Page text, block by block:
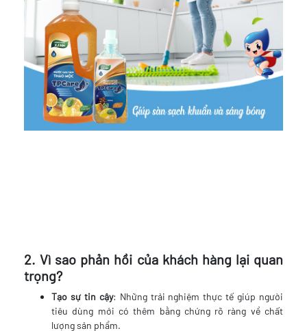
2. Vì sao phản hồi của khách hàng lại quan
trọng?
Tạo sự tin cậy: Những trải nghiệm thực tế giúp người
tiêu dùng mới có thêm bằng chứng rõ ràng về chất
lượng sản phẩm.